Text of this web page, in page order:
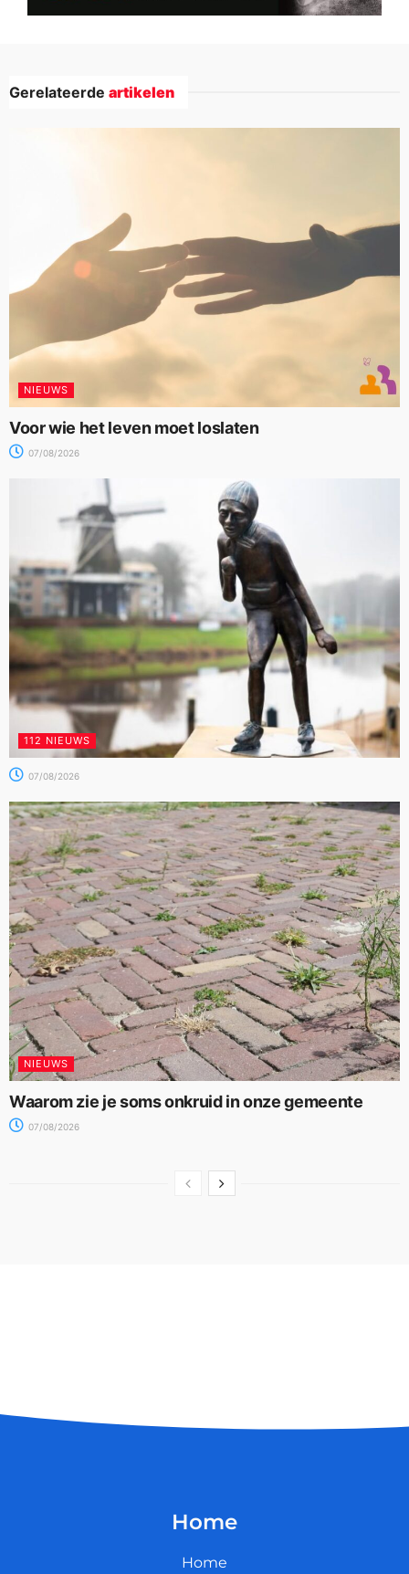
Gerelateerde artikelen
NIEUWS
Voor wie het leven moet loslaten
07/08/2026
112 NIEUWS
07/08/2026
NIEUWS
Waarom zie je soms onkruid in onze gemeente
07/08/2026
Home
Home